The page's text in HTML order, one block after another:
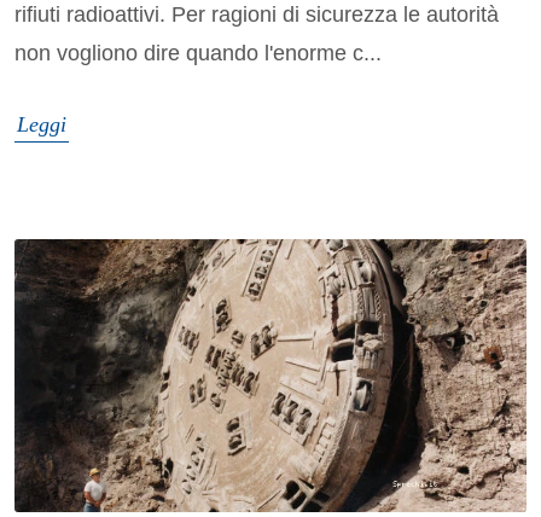
rifiuti radioattivi. Per ragioni di sicurezza le autorità
non vogliono dire quando l'enorme c...
Leggi